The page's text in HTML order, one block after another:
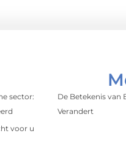
sector:
De Betekenis van
Verandert
voor u